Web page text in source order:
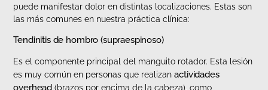
puede manifestar dolor en distintas localizaciones. Estas son
las más comunes en nuestra práctica clínica:
Tendinitis de hombro (supraespinoso)
Es el componente principal del manguito rotador. Esta lesión
es muy común en personas que realizanactividades
overhead (brazos por encima de la cabeza), como